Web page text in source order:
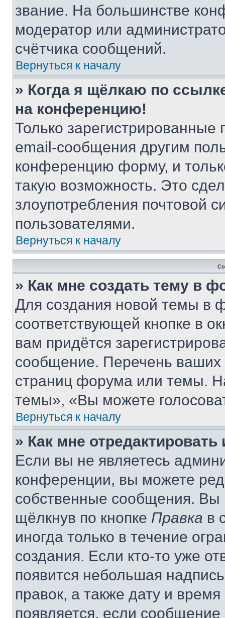
звание. На большинстве
модератор или
счётчика сообщений.
Вернуться к началу
» Когда я щёлкаю по
на конференцию!
Только зарегистрированные
email-сообщения другим
конференцию форму, и
такую возможность. Это
злоупотребления почтовой
пользователями.
Вернуться к началу
» Как мне создать тему в
Для создания новой темы в
соответствующей кнопке в
вам придётся
сообщение. Перечень ваших
страниц форума или темы.
темы», «Вы можете
Вернуться к началу
» Как мне
Если вы не являетесь
конференции, вы можете
собственные сообщения. Вы
щёлкнув по кнопке Правка в
иногда только в течение
создания. Если кто-то уже
появится небольшая
правок, а также дату и
появляется, если